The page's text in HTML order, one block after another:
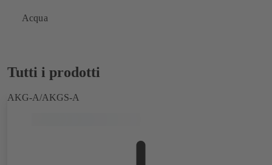
Acqua
Tutti i prodotti
AKG-A/AKGS-A